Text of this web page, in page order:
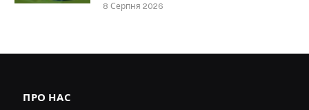
8 Серпня 2026
ПРО НАС